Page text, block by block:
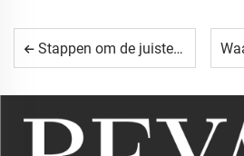
Stappen om de juiste pipetfles te kiezen voor lichtgevoelige producten